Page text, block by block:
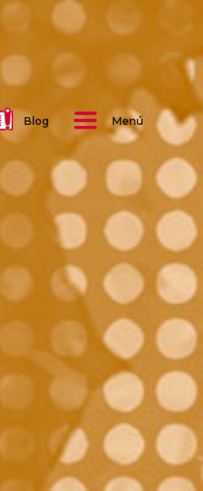
Blog Menú